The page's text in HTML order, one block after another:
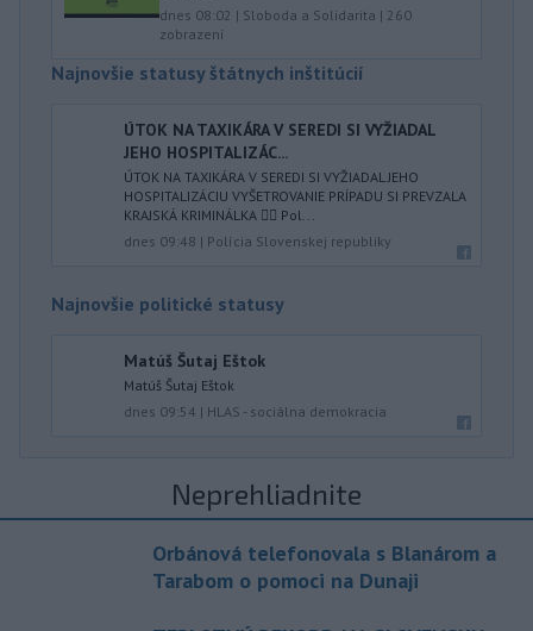
dnes 08:02 | Sloboda a Solidarita | 260
zobrazení
Najnovšie statusy štátnych inštitúcií
ÚTOK NA TAXIKÁRA V SEREDI SI VYŽIADAL
JEHO HOSPITALIZÁC...
ÚTOK NA TAXIKÁRA V SEREDI SI VYŽIADAL JEHO
HOSPITALIZÁCIU VYŠETROVANIE PRÍPADU SI PREVZALA
KRAJSKÁ KRIMINÁLKA 👮‍♂️ Pol...
dnes 09:48 | Polícia Slovenskej republiky
Najnovšie politické statusy
Matúš Šutaj Eštok
Matúš Šutaj Eštok
dnes 09:54 | HLAS - sociálna demokracia
Neprehliadnite
Orbánová telefonovala s Blanárom a
Tarabom o pomoci na Dunaji